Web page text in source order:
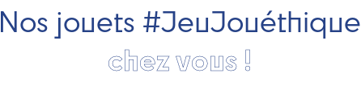
Nos jouets #JeuJouéthique
chez vous !